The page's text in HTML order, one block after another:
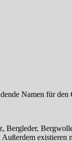
Namen für den
Bergleder,
existieren